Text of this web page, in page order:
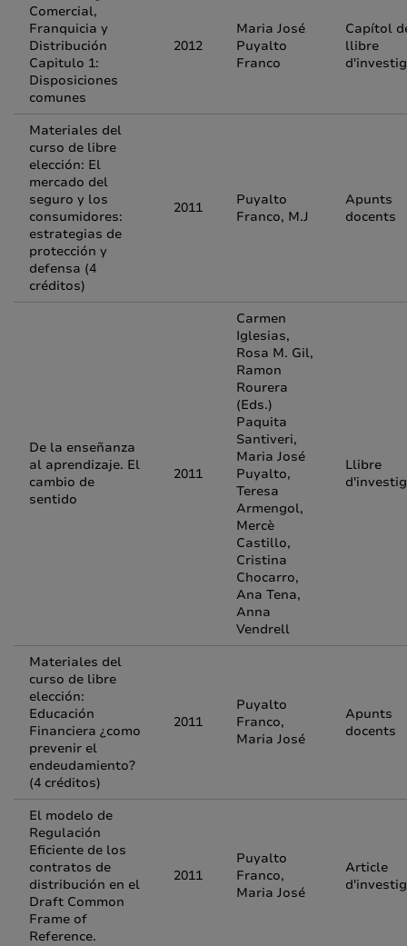
Comercial,
Franquicia y
Distribución
Capitulo 1:
Disposiciones
comunes
2012
Maria José
Puyalto
Franco
Capítol
llibre
Materiales del
curso de libre
elección: El
mercado del
seguro y los
consumidores:
estrategias de
protección y
defensa (4
créditos)
2011
Puyalto
Franco, M.J
Apunts
docents
De la enseñanza
al aprendizaje. El
cambio de
sentido
2011
Carmen
Iglesias,
Rosa M. Gil,
Ramon
Rourera
(Eds.)
Paquita
Santiveri,
Maria José
Puyalto,
Teresa
Armengol,
Mercè
Castillo,
Cristina
Chocarro,
Ana Tena,
Anna
Vendrell
Llibre
Materiales del
curso de libre
elección:
Educación
Financiera ¿como
prevenir el
endeudamiento?
(4 créditos)
2011
Puyalto
Franco,
Maria José
Apunts
docents
El modelo de
Regulación
Eficiente de los
contratos de
distribución en el
Draft Common
Frame of
Reference.
2011
Puyalto
Franco,
Maria José
Article